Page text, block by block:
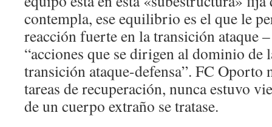
contempla, ese equilibrio es el que le
reacción fuerte en la transición ataque
“acciones que se dirigen al dominio de
transición ataque-defensa”. FC Oporto
tareas de recuperación, nunca estuvo
de un cuerpo extraño se tratase.